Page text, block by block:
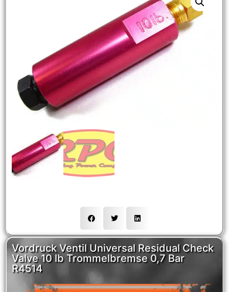
HOT
Vordruck Ventil Universal Residual Check
Valve 10 lb Trommelbremse 0,7 Bar
R4514